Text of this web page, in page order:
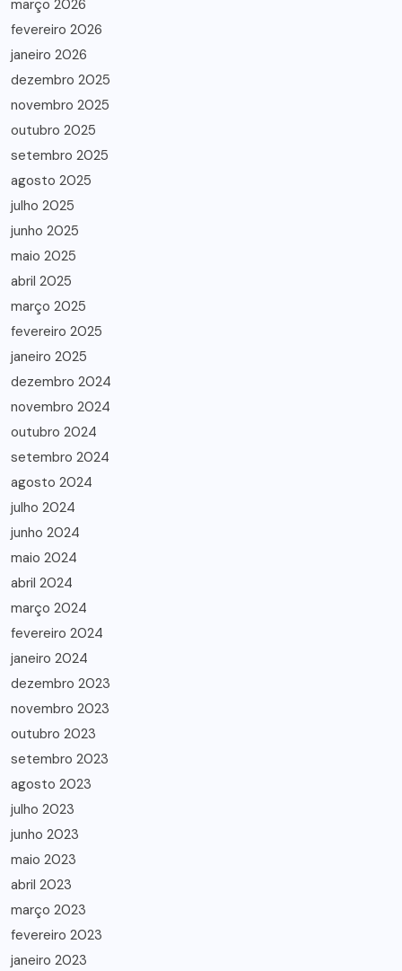
março 2026
fevereiro 2026
janeiro 2026
dezembro 2025
novembro 2025
outubro 2025
setembro 2025
agosto 2025
julho 2025
junho 2025
maio 2025
abril 2025
março 2025
fevereiro 2025
janeiro 2025
dezembro 2024
novembro 2024
outubro 2024
setembro 2024
agosto 2024
julho 2024
junho 2024
maio 2024
abril 2024
março 2024
fevereiro 2024
janeiro 2024
dezembro 2023
novembro 2023
outubro 2023
setembro 2023
agosto 2023
julho 2023
junho 2023
maio 2023
abril 2023
março 2023
fevereiro 2023
janeiro 2023